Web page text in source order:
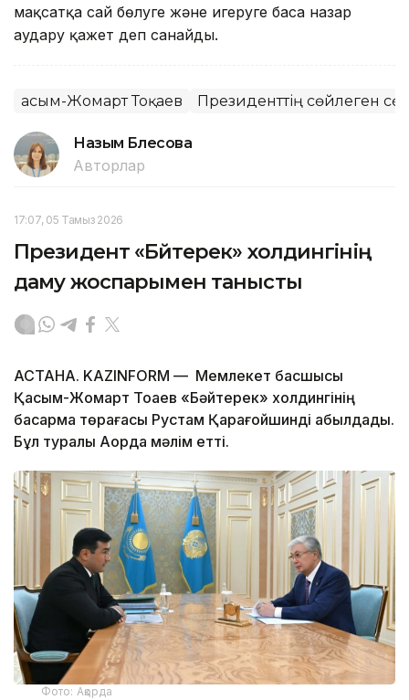
мақсатқа сай бөлуге және игеруге баса назар
аудару қажет деп санайды.
Қасым-Жомарт Тоқаев Президенттің сөйлеген
Назым Бөлесова
Авторлар
17:07, 05 Тамыз 2026
Президент «Бәйтерек» холдингінің
даму жоспарымен танысты
АСТАНА. KAZINFORM — Мемлекет басшысы
Қасым-Жомарт Тоқаев «Бәйтерек» холдингінің
басқарма төрағасы Рустам Қарағойшинді қабылдады.
Бұл туралы Ақорда мәлім етті.
Фото: Ақорда